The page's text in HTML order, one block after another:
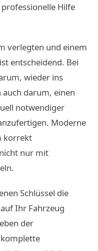
Hilfe
verlegten und einem
entscheidend. Bei
wieder ins
auch darum, einen
notwendiger
Moderne
korrekt
nur mit
Schlüssel die
Ihr Fahrzeug
der